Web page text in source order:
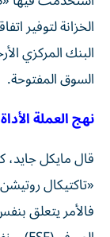
البنك المركزي
السوق المفتوحة.
نهج العملة الأداة
قال مايكل جايد،
«تاكتيكال
فالأمر يتعلق